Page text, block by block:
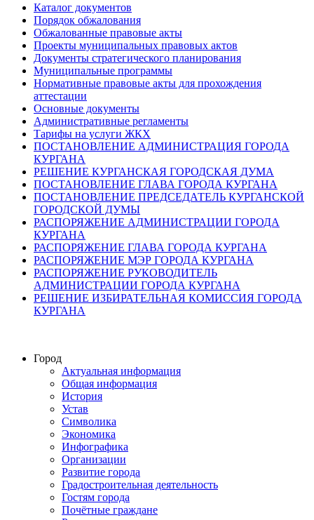
Каталог документов
Порядок обжалования
Обжалованные правовые акты
Проекты муниципальных правовых актов
Документы стратегического планирования
Муниципальные программы
Нормативные правовые акты для прохождения
аттестации
Основные документы
Административные регламенты
Тарифы на услуги ЖКХ
ПОСТАНОВЛЕНИЕ АДМИНИСТРАЦИЯ ГОРОДА
КУРГАНА
РЕШЕНИЕ КУРГАНСКАЯ ГОРОДСКАЯ ДУМА
ПОСТАНОВЛЕНИЕ ГЛАВА ГОРОДА КУРГАНА
ПОСТАНОВЛЕНИЕ ПРЕДСЕДАТЕЛЬ КУРГАНСКОЙ
ГОРОДСКОЙ ДУМЫ
РАСПОРЯЖЕНИЕ АДМИНИСТРАЦИИ ГОРОДА
КУРГАНА
РАСПОРЯЖЕНИЕ ГЛАВА ГОРОДА КУРГАНА
РАСПОРЯЖЕНИЕ МЭР ГОРОДА КУРГАНА
РАСПОРЯЖЕНИЕ РУКОВОДИТЕЛЬ
АДМИНИСТРАЦИИ ГОРОДА КУРГАНА
РЕШЕНИЕ ИЗБИРАТЕЛЬНАЯ КОМИССИЯ ГОРОДА
КУРГАНА
Город
Актуальная информация
Общая информация
История
Устав
Символика
Экономика
Инфографика
Организации
Развитие города
Градостроительная деятельность
Гостям города
Почётные граждане